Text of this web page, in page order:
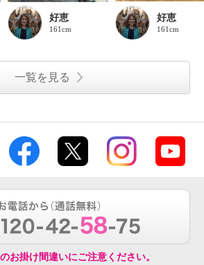
好恵
161cm
好恵
161cm
一覧を見る
お掛け間違いにご注意ください。